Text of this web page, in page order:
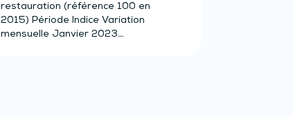
restauration (référence 100 en
2015) Période Indice Variation
mensuelle Janvier 2023…